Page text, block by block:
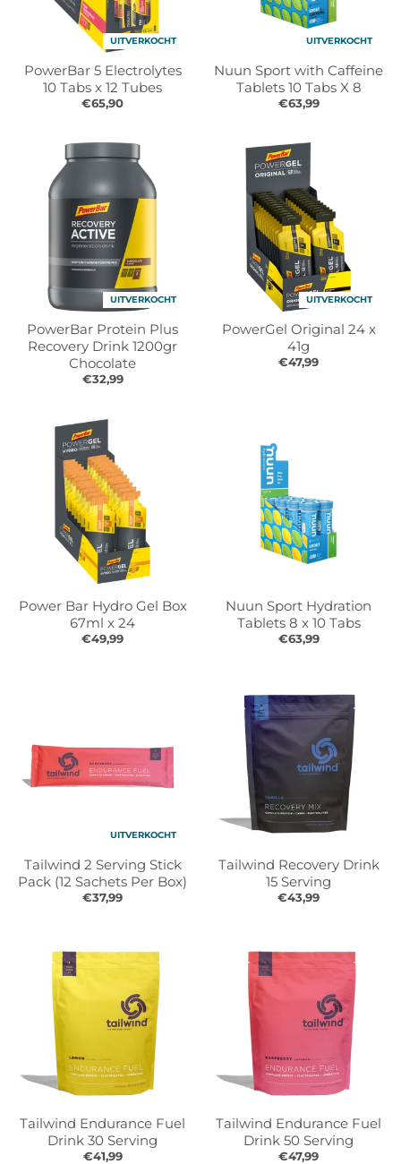
UITVERKOCHT
PowerBar 5 Electrolytes
10 Tabs x 12 Tubes
€65,90
UITVERKOCHT
Nuun Sport with Caffeine
Tablets 10 Tabs X 8
€63,99
UITVERKOCHT
PowerBar Protein Plus
Recovery Drink 1200gr
Chocolate
€32,99
UITVERKOCHT
PowerGel Original 24 x
41g
€47,99
Power Bar Hydro Gel Box
67ml x 24
€49,99
Nuun Sport Hydration
Tablets 8 x 10 Tabs
€63,99
UITVERKOCHT
Tailwind 2 Serving Stick
Pack (12 Sachets Per Box)
€37,99
Tailwind Recovery Drink
15 Serving
€43,99
Tailwind Endurance Fuel
Drink 30 Serving
€41,99
Tailwind Endurance Fuel
Drink 50 Serving
€47,99